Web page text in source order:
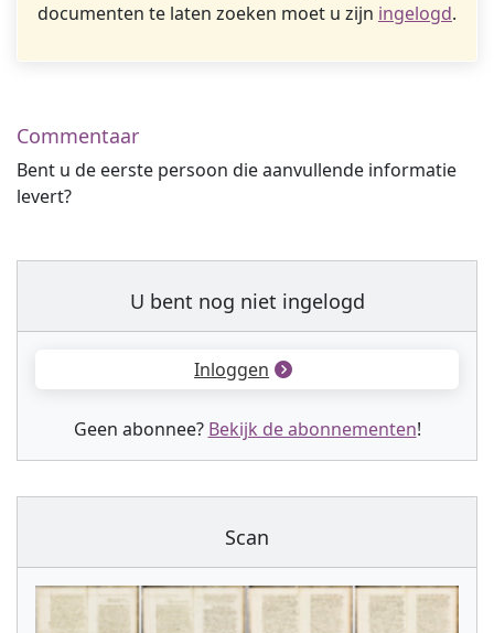
documenten te laten zoeken moet u zijn ingelogd.
Commentaar
Bent u de eerste persoon die aanvullende informatie
levert?
U bent nog niet ingelogd
Inloggen
Geen abonnee? Bekijk de abonnementen!
Scan